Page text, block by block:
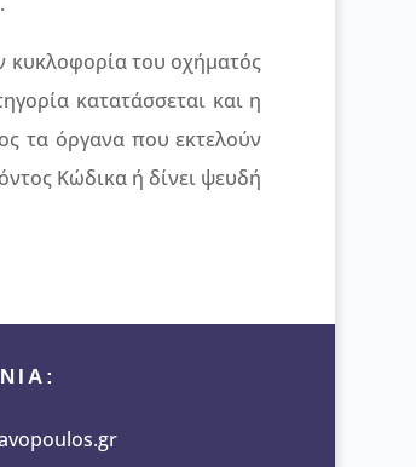
κυκλοφορία του οχήματός
κατατάσσεται και η
τα όργανα που εκτελούν
Κώδικα ή δίνει ψευδή